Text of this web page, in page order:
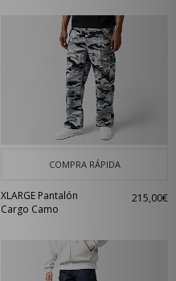
COMPRA RÁPIDA
XLARGE Pantalón
Cargo Camo
215,00€